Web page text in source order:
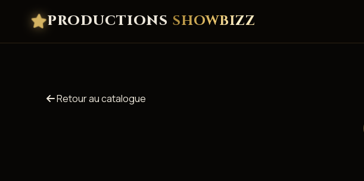
PRODUCTIONS SHOWBIZZ
Retour au catalogue